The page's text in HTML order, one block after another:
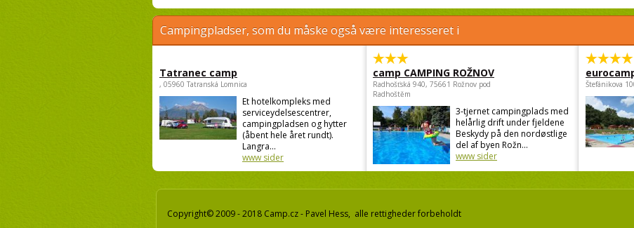
Campingpladser, som du måske også være interesseret i
Tatranec camp
, 05960 Tatranská Lomnica
Et hotelkompleks med
serviceydelsescentrer,
campingpladsen og hytter
(åbent hele året rundt).
Langra...
www sider
camp CAMPING ROŽNOV
Radhošťská 940, 75661 Rožnov pod
Radhoštěm
3-tjernet campingplads med
helårlig drift under fjeldene
Beskydy på den nordøstlige
del af byen Rožn...
www sider
Štefánikova
Copyright© 2009 - 2018 Camp.cz - Pavel Hess, alle rettigheder forbeholdt